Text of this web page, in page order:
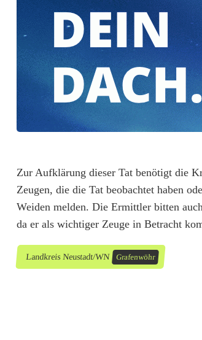
e
h
Zur Aufklärung dieser Tat benötigt die
Zeugen, die die Tat beobachtet haben
Weiden melden. Die Ermittler bitten
da er als wichtiger Zeuge in Betracht
Landkreis Neustadt/WN Grafenwöhr